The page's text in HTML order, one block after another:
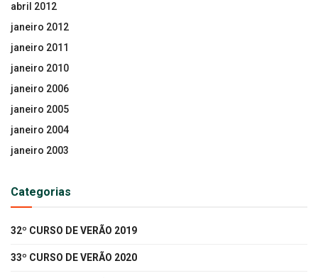
abril 2012
janeiro 2012
janeiro 2011
janeiro 2010
janeiro 2006
janeiro 2005
janeiro 2004
janeiro 2003
Categorias
32º CURSO DE VERÃO 2019
33º CURSO DE VERÃO 2020